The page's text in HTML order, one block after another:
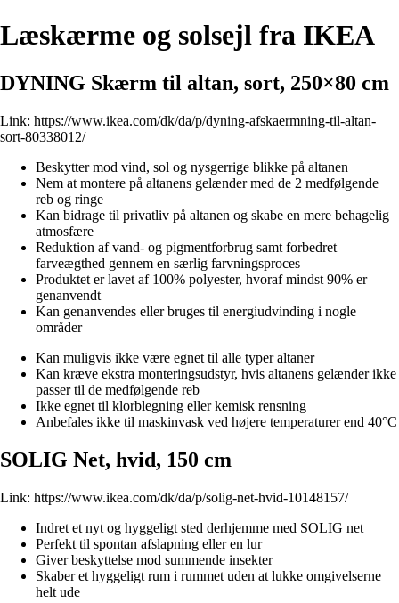
Læskærme og solsejl fra IKEA
DYNING Skærm til altan, sort, 250×80 cm
Link: https://www.ikea.com/dk/da/p/dyning-afskaermning-til-altan-
sort-80338012/
Beskytter mod vind, sol og nysgerrige blikke på altanen
Nem at montere på altanens gelænder med de 2 medfølgende
reb og ringe
Kan bidrage til privatliv på altanen og skabe en mere behagelig
atmosfære
Reduktion af vand- og pigmentforbrug samt forbedret
farveægthed gennem en særlig farvningsproces
Produktet er lavet af 100% polyester, hvoraf mindst 90% er
genanvendt
Kan genanvendes eller bruges til energiudvinding i nogle
områder
Kan muligvis ikke være egnet til alle typer altaner
Kan kræve ekstra monteringsudstyr, hvis altanens gelænder ikke
passer til de medfølgende reb
Ikke egnet til klorblegning eller kemisk rensning
Anbefales ikke til maskinvask ved højere temperaturer end 40°C
SOLIG Net, hvid, 150 cm
Link: https://www.ikea.com/dk/da/p/solig-net-hvid-10148157/
Indret et nyt og hyggeligt sted derhjemme med SOLIG net
Perfekt til spontan afslapning eller en lur
Giver beskyttelse mod summende insekter
Skaber et hyggeligt rum i rummet uden at lukke omgivelserne
helt ude